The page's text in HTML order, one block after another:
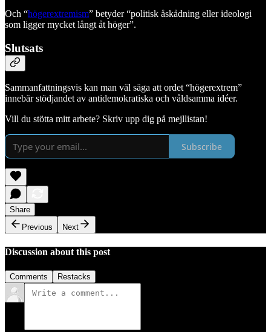
Och “högerextremism” betyder “politisk åskådning eller ideologi
som ligger mycket långt åt höger”.
Slutsats
Sammanfattningsvis kan man väl säga att ordet “högerextrem”
innebär stödjandet av antidemokratiska och våldsamma idéer.
Vill du stötta mitt arbete? Skriv upp dig på mejllistan!
Subscribe
Share
Previous
Next
Discussion about this post
Comments Restacks